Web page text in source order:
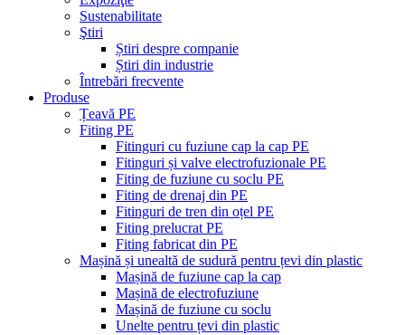
Sustenabilitate
Ştiri
Știri despre companie
Știri din industrie
Întrebări frecvente
Produse
Țeavă PE
Fiting PE
Fitinguri cu fuziune cap la cap PE
Fitinguri și valve electrofuzionale PE
Fiting de fuziune cu soclu PE
Fiting de drenaj din PE
Fitinguri de tren din oțel PE
Fiting prelucrat PE
Fiting fabricat din PE
Mașină și unealtă de sudură pentru țevi din plastic
Mașină de fuziune cap la cap
Mașină de electrofuziune
Mașină de fuziune cu soclu
Unelte pentru țevi din plastic